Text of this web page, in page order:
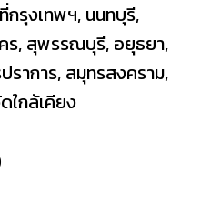
รุงเทพฯ, นนทบุรี,
ร, สุพรรณบุรี, อยุธยา,
าการ, สมุทรสงคราม,
ใกล้เคียง